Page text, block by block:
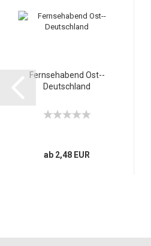
Fernsehabend Ost--
Deutschland
ab 2,48 EUR